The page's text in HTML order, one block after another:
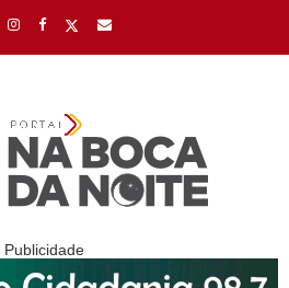
Publicidade